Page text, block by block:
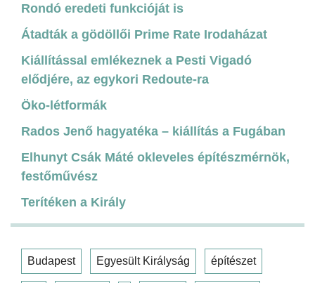
Rondó eredeti funkcióját is
Átadták a gödöllői Prime Rate Irodaházat
Kiállítással emlékeznek a Pesti Vigadó
elődjére, az egykori Redoute-ra
Öko-létformák
Rados Jenő hagyatéka – kiállítás a Fugában
Elhunyt Csák Máté okleveles építészmérnök,
festőművész
Terítéken a Király
Budapest Egyesült Királyság építészet